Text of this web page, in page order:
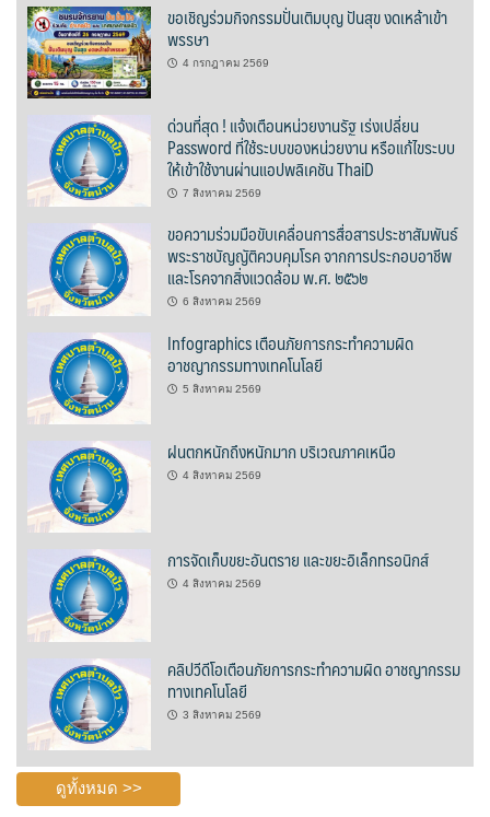
บ้านพักชมดอย
บ้านยลญภา
บ้านริมทุ่งรีสอร์ท
บ้านสวนศรีสุขโฮมสเตย์
บ้านฮิมนาปัว
บ้านไม้ปลายนา
ป.ปิ๊กโฮมสเตย์
ปรางค์ทองแมนชั่น
ปวินท์ศิลป์แกลอรี่แอนด์รีสอร์ท
ปัว พาโนราม่า รีสอร์ท
ปัวตรึงใจ๋ รีสอร์ท
ปัวนาน่านแคมป์ปิ้ง
ปัวพัตรา โฮเทล
ปัวพาราไดซ์เพลส
ปัวสบายรีสอร์ท
ปัวเดอวิว บูติค รีสอร์ท
ขอเชิญร่วมกิจกรรมปั่นเติมบุญ ปันสุข งดเหล้าเข้า
พรรษา
4 กรกฎาคม 2569
ด่วนที่สุด ! แจ้งเตือนหน่วยงานรัฐ เร่งเปลี่ยน
Password ที่ใช้ระบบของหน่วยงาน หรือแก้ไขระบบ
ให้เข้าใช้งานผ่านแอปพลิเคชัน ThaiD
7 สิงหาคม 2569
ขอความร่วมมือขับเคลื่อนการสื่อสารประชาสัมพันธ์
พระราชบัญญัติควบคุมโรค จากการประกอบอาชีพ
และโรคจากสิ่งแวดล้อม พ.ศ. ๒๕๖๒
6 สิงหาคม 2569
Infographics เตือนภัยการกระทำความผิด
อาชญากรรมทางเทคโนโลยี
5 สิงหาคม 2569
ฝนตกหนักถึงหนักมาก บริเวณภาคเหนือ
4 สิงหาคม 2569
การจัดเก็บขยะอันตราย และขยะอิเล็กทรอนิกส์
4 สิงหาคม 2569
คลิปวีดีโอเตือนภัยการกระทำความผิด อาชญากรรม
ทางเทคโนโลยี
3 สิงหาคม 2569
ดูทั้งหมด >>